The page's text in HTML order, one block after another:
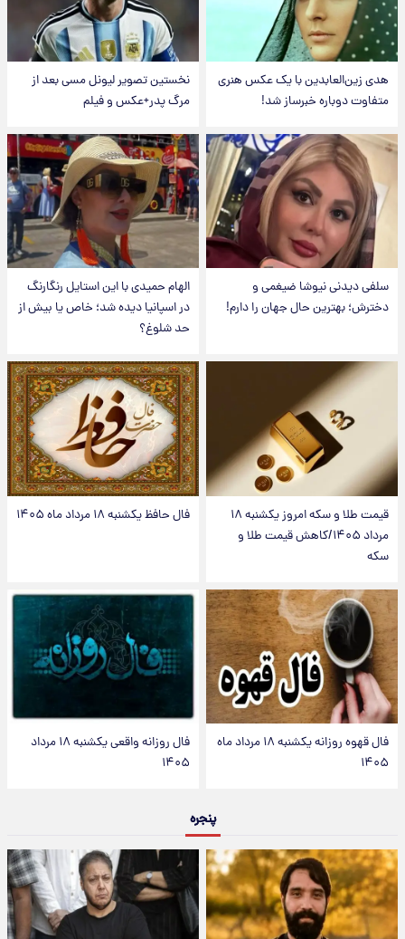
هدی زین‌العابدین با یک عکس هنری
متفاوت دوباره خبرساز شد!
نخستین تصویر لیونل مسی بعد از
مرگ پدر+عکس و فیلم
سلفی دیدنی نیوشا ضیغمی و
دخترش؛ بهترین حال جهان را دارم!
الهام حمیدی با این استایل رنگارنگ
در اسپانیا دیده شد؛ خاص یا بیش از
حد شلوغ؟
قیمت طلا و سکه امروز یکشنبه ۱۸
مرداد ۱۴۰۵/کاهش قیمت طلا و
سکه
فال حافظ یکشنبه ۱۸ مرداد ماه ۱۴۰۵
فال قهوه روزانه یکشنبه ۱۸ مرداد ماه
۱۴۰۵
فال روزانه واقعی یکشنبه ۱۸ مرداد
۱۴۰۵
پنجره